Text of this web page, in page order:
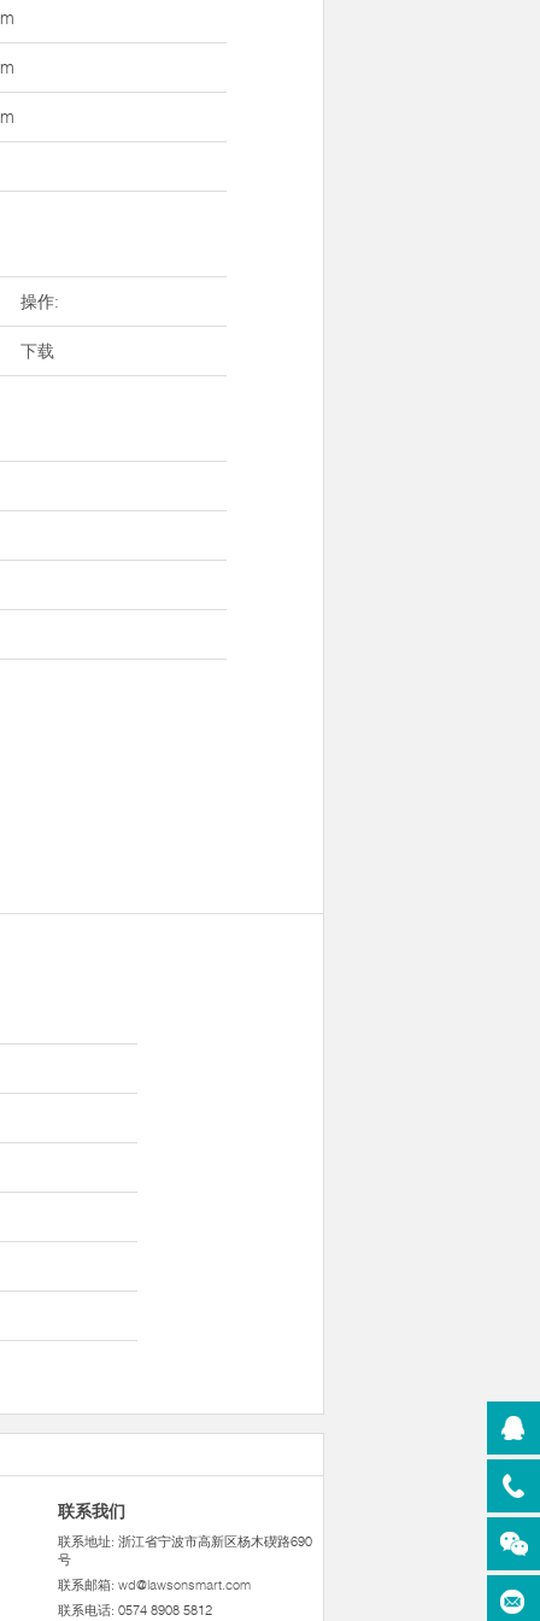
操作:
下载
联系我们
联系地址: 浙江省宁波市高新区杨木碶路690
号
联系邮箱: wd@lawsonsmart.com
联系电话: 0574 8908 5812